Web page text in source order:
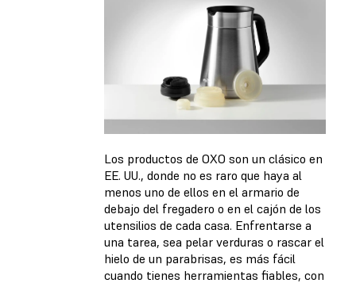
Los productos de OXO son un clásico en
EE. UU., donde no es raro que haya al
menos uno de ellos en el armario de
debajo del fregadero o en el cajón de los
utensilios de cada casa. Enfrentarse a
una tarea, sea pelar verduras o rascar el
hielo de un parabrisas, es más fácil
cuando tienes herramientas fiables, con